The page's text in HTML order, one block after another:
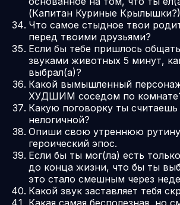
(Капитан Куриные Крылышки?)
Что самое стыдное твои
перед твоими друзьями?
Если бы тебе пришлось
звуками животных 5 минут,
выбрал(а)?
Какой вымышленный
ХУДШИМ соседом по
Какую поговорку ты
нелогичной?
Опиши свою утреннюю рутину
героический эпос.
Если бы ты мог(ла) есть
до конца жизни, что бы ты
это стало смешным через
Какой звук заставляет тебя